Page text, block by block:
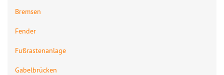
Bremsen
Fender
Fußrastenanlage
Gabelbrücken